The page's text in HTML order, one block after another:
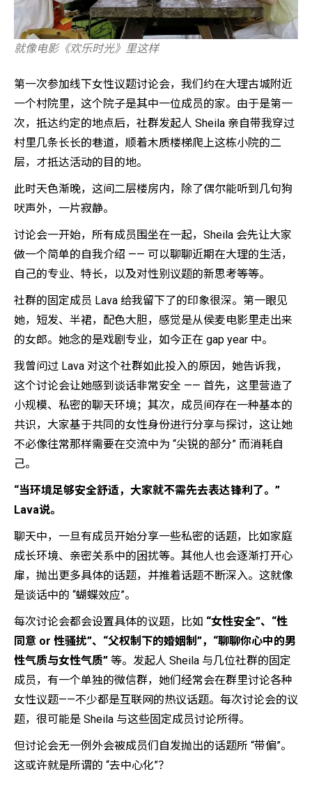
就像电影《欢乐时光》里这样
第一次参加线下女性议题讨论会，我们约在大理古城附近
一个村院里，这个院子是其中一位成员的家。由于是第一
次，抵达约定的地点后，社群发起人 Sheila 亲自带我穿过
村里几条长长的巷道，顺着木质楼梯爬上这栋小院的二
层，才抵达活动的目的地。
此时天色渐晚，这间二层楼房内，除了偶尔能听到几句狗
吠声外，一片寂静。
讨论会一开始，所有成员围坐在一起，Sheila 会先让大家
做一个简单的自我介绍 —— 可以聊聊近期在大理的生活，
自己的专业、特长，以及对性别议题的新思考等等。
社群的固定成员 Lava 给我留下了的印象很深。第一眼见
她，短发、半裙，配色大胆，感觉是从侯麦电影里走出来
的女郎。她念的是戏剧专业，如今正在 gap year 中。
我曾问过 Lava 对这个社群如此投入的原因，她告诉我，
这个讨论会让她感到谈话非常安全 —— 首先，这里营造了
小规模、私密的聊天环境；其次，成员间存在一种基本的
共识，大家基于共同的女性身份进行分享与探讨，这让她
不必像往常那样需要在交流中为 “尖锐的部分” 而消耗自
己。
“当环境足够安全舒适，大家就不需先去表达锋利了。”
Lava说。
聊天中，一旦有成员开始分享一些私密的话题，比如家庭
成长环境、亲密关系中的困扰等。其他人也会逐渐打开心
扉，抛出更多具体的话题，并推着话题不断深入。这就像
是谈话中的 “蝴蝶效应”。
每次讨论会都会设置具体的议题，比如 “女性安全”、“性
同意 or 性骚扰”、“父权制下的婚姻制”，“聊聊你心中的男
性气质与女性气质” 等。发起人 Sheila 与几位社群的固定
成员，有一个单独的微信群，她们经常会在群里讨论各种
女性议题——不少都是互联网的热议话题。每次讨论会的议
题，很可能是 Sheila 与这些固定成员讨论所得。
但讨论会无一例外会被成员们自发抛出的话题所 “带偏”。
这或许就是所谓的 “去中心化”？